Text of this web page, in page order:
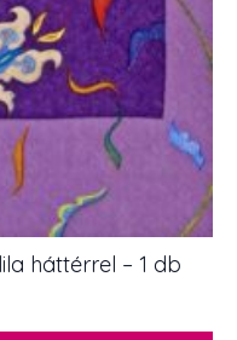
háttérrel – 1 db